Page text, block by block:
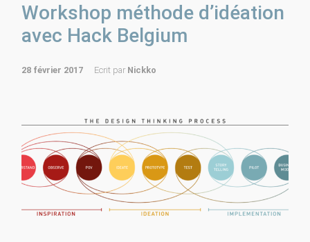
Workshop méthode d’idéation
avec Hack Belgium
28 février 2017 Ecrit par Nickko